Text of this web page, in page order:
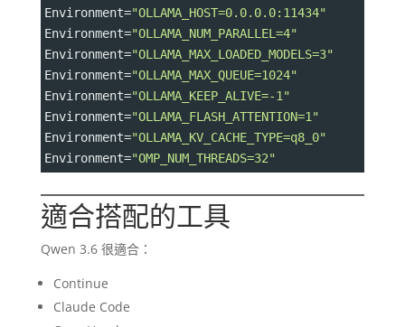
Environment="OLLAMA_HOST=0.0.0.0:11434"
Environment="OLLAMA_NUM_PARALLEL=4"
Environment="OLLAMA_MAX_LOADED_MODELS=3"
Environment="OLLAMA_MAX_QUEUE=1024"
Environment="OLLAMA_KEEP_ALIVE=-1"
Environment="OLLAMA_FLASH_ATTENTION=1"
Environment="OLLAMA_KV_CACHE_TYPE=q8_0"
Environment="OMP_NUM_THREADS=32"
適合搭配的工具
Qwen 3.6 很適合：
Continue
Claude Code